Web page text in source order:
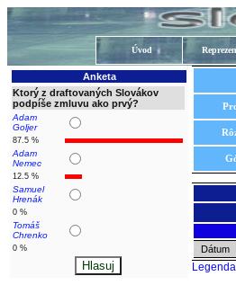
Úvod
Anketa
Ktorý z draftovaných Slovákov
podpíše zmluvu ako prvý?
Adam
Goljer
87.5 %
Adam
Nemec
12.5 %
Samuel
Hrenák
0 %
Tomáš
Chrenko
0 % Dátum
Legenda